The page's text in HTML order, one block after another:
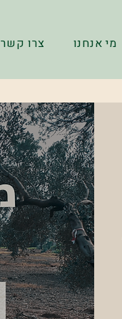
מי אנחנו צרו קשר